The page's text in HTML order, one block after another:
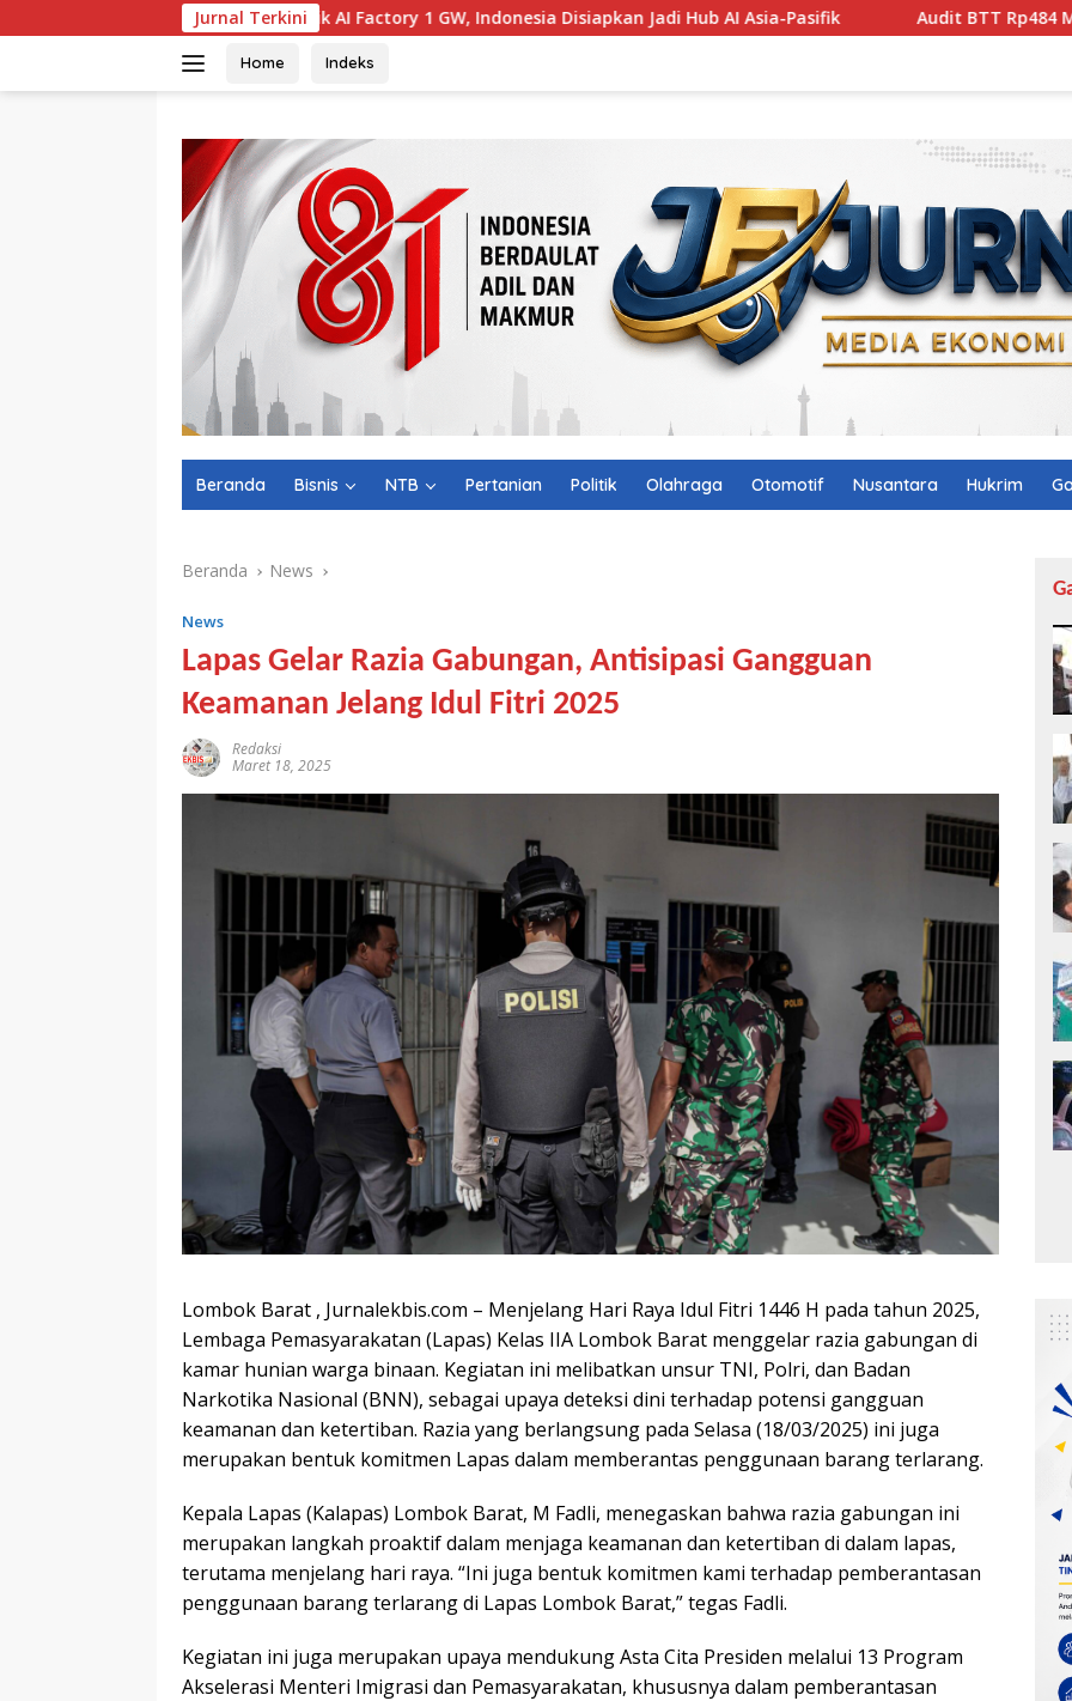
ke
Jurnal Terkini
Zankore Bidik AI Factory 1 GW, Indonesia Disiapkan Jadi Hub AI Asia-Pasifik Audit BTT Rp484 Miliar Dipersoalkan,
Home Indeks
Beranda Bisnis NTB Pertanian Politik Olahraga Otomotif Nusantara Hukrim
Beranda News
News
Lapas Gelar Razia Gabungan, Antisipasi Gangguan
Keamanan Jelang Idul Fitri 2025
Redaksi
Maret 18, 2025
Lombok Barat , Jurnalekbis.com – Menjelang Hari Raya Idul Fitri 1446 H pada tahun 2025,
Lembaga Pemasyarakatan (Lapas) Kelas IIA Lombok Barat menggelar razia gabungan di
kamar hunian warga binaan. Kegiatan ini melibatkan unsur TNI, Polri, dan Badan
Narkotika Nasional (BNN), sebagai upaya deteksi dini terhadap potensi gangguan
keamanan dan ketertiban. Razia yang berlangsung pada Selasa (18/03/2025) ini juga
merupakan bentuk komitmen Lapas dalam memberantas penggunaan barang terlarang.
Kepala Lapas (Kalapas) Lombok Barat, M Fadli, menegaskan bahwa razia gabungan ini
merupakan langkah proaktif dalam menjaga keamanan dan ketertiban di dalam lapas,
terutama menjelang hari raya. “Ini juga bentuk komitmen kami terhadap pemberantasan
penggunaan barang terlarang di Lapas Lombok Barat,” tegas Fadli.
Kegiatan ini juga merupakan upaya mendukung Asta Cita Presiden melalui 13 Program
Akselerasi Menteri Imigrasi dan Pemasyarakatan, khususnya dalam pemberantasan